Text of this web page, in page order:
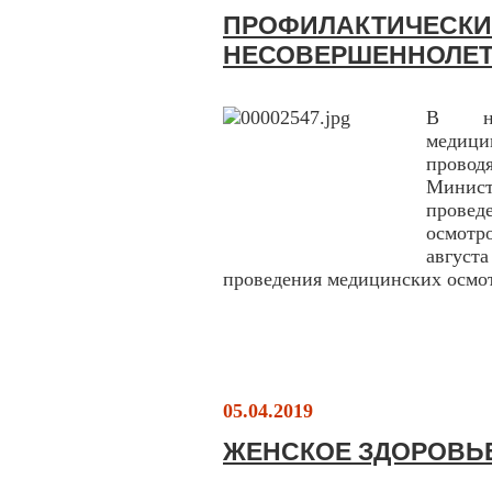
В
проведения медицинских
05.04.2019
ЖЕНСКОЕ